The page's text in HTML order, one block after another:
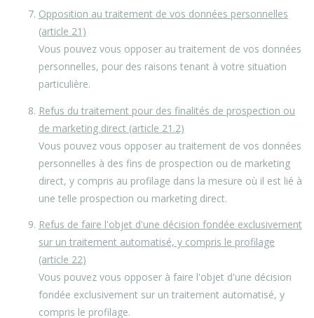
Opposition au traitement de vos données personnelles
(article 21)
Vous pouvez vous opposer au traitement de vos données
personnelles, pour des raisons tenant à votre situation
particulière.
Refus du traitement pour des finalités de prospection ou
de marketing direct (article 21.2)
Vous pouvez vous opposer au traitement de vos données
personnelles à des fins de prospection ou de marketing
direct, y compris au profilage dans la mesure où il est lié à
une telle prospection ou marketing direct.
Refus de faire l'objet d'une décision fondée exclusivement
sur un traitement automatisé, y compris le profilage
(article 22)
Vous pouvez vous opposer à faire l'objet d'une décision
fondée exclusivement sur un traitement automatisé, y
compris le profilage.